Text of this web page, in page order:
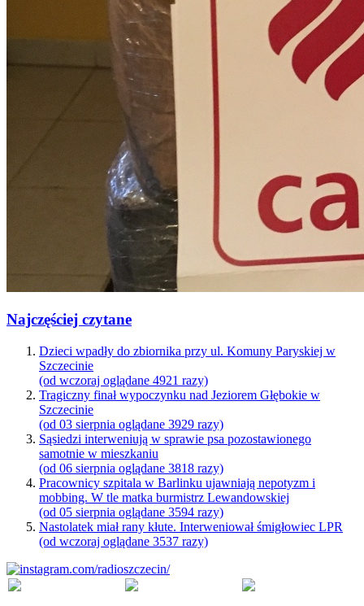
Najczęściej czytane
Dzieci wpadły do zbiornika przy ul. Komuny Paryskiej w
Szczecinie
(od wczoraj oglądane 4921 razy)
Tragiczny finał wypoczynku nad Jeziorem Głębokie w
Szczecinie
(od 03 sierpnia oglądane 3929 razy)
Sąsiedzi interweniują w sprawie psa pozostawionego
samotnie w mieszkaniu
(od 06 sierpnia oglądane 3818 razy)
Pracownicy szpitala w Barlinku ujawniają nepotyzm i
mobbing. W tle matka burmistrz Lewandowskiej
(od 05 sierpnia oglądane 3594 razy)
Nastolatek miał rany kłute. Interweniował śmigłowiec LPR
(od wczoraj oglądane 3537 razy)